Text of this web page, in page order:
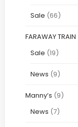
Sale (66)
FARAWAY TRAIN
Sale (19)
News (9)
Manny’s (9)
News (7)